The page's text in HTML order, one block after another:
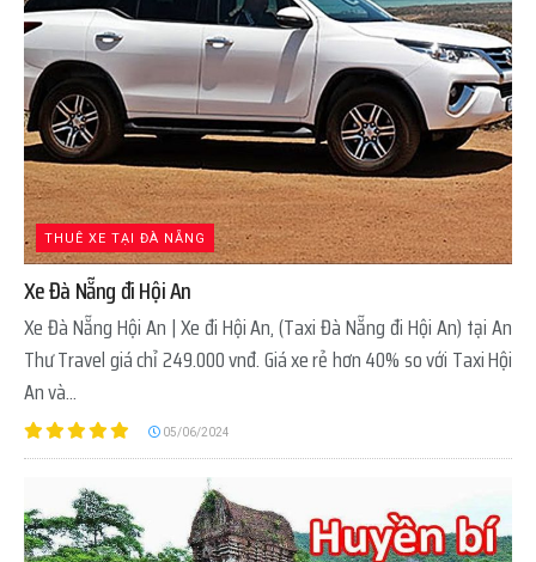
THUÊ XE TẠI ĐÀ NẴNG
Xe Đà Nẵng đi Hội An
Xe Đà Nẵng Hội An | Xe đi Hội An, (Taxi Đà Nẵng đi Hội An) tại An
Thư Travel giá chỉ 249.000 vnđ. Giá xe rẻ hơn 40% so với Taxi Hội
An và...
05/06/2024